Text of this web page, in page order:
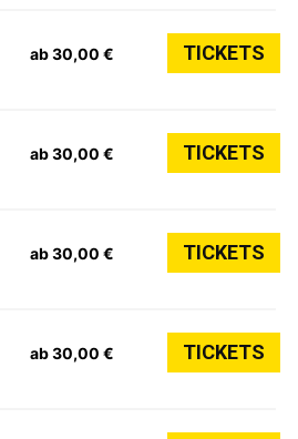
ab 30,00 € TICKETS
ab 30,00 € TICKETS
ab 30,00 € TICKETS
ab 30,00 € TICKETS